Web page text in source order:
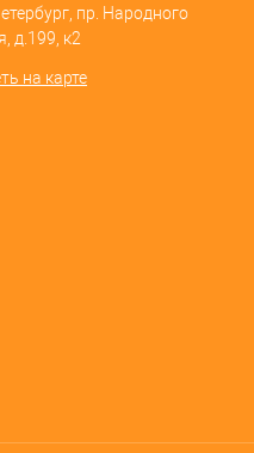
пр. Народного
д.199, к2
на карте